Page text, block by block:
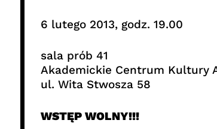
6 lutego 2013, godz. 19.00
sala prób 41
Akademickie Centrum Kultury
ul. Wita Stwosza 58
WSTĘP WOLNY!!!